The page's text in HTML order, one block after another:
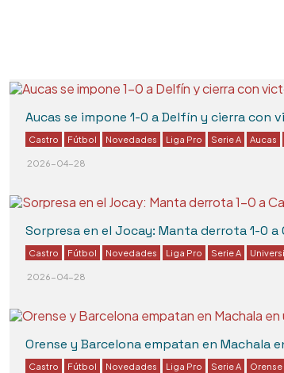
Aucas se impone 1-0 a Delfín y cierra con
Castro Fútbol Novedades Liga Pro Serie A Aucas
2026-04-28
Sorpresa en el Jocay: Manta derrota 1-0 a
Castro Fútbol Novedades Liga Pro Serie A
2026-04-28
Orense y Barcelona empatan en Machala
Castro Fútbol Novedades Liga Pro Serie A Orense